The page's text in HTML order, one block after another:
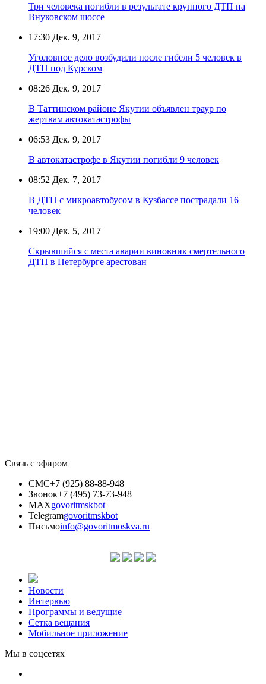
Три человека погибли в результате крупного ДТП на
Внуковском шоссе
17:30 Дек. 9, 2017
Уголовное дело возбудили после гибели 5 человек в
ДТП под Курском
08:26 Дек. 9, 2017
В Таттинском районе Якутии объявлен траур по
жертвам автокатастрофы
06:53 Дек. 9, 2017
В автокатастрофе в Якутии погибли 9 человек
08:52 Дек. 7, 2017
В ДТП с микроавтобусом в Кузбассе пострадали 16
человек
19:00 Дек. 5, 2017
Скрывшийся с места аварии виновник смертельного
ДТП в Петербурге арестован
Связь с эфиром
СМС+7 (925) 88-88-948
Звонок+7 (495) 73-73-948
MAXgovoritmskbot
Telegramgovoritmskbot
Письмоinfo@govoritmoskva.ru
Новости
Интервью
Программы и ведущие
Сетка вещания
Мобильное приложение
Мы в соцсетях